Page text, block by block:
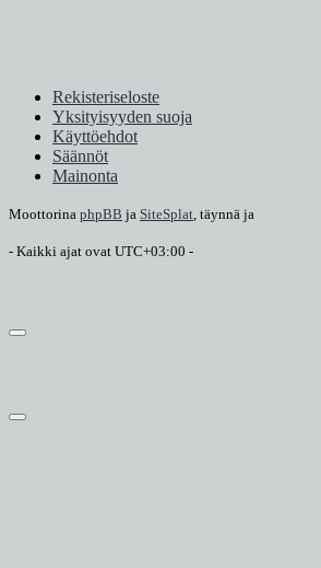
Rekisteriseloste
Yksityisyyden suoja
Käyttöehdot
Säännöt
Mainonta
Moottorina phpBB ja SiteSplat , täynnä ja
- Kaikki ajat ovat UTC+03:00 -